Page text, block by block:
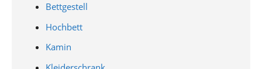
Bettgestell
Hochbett
Kamin